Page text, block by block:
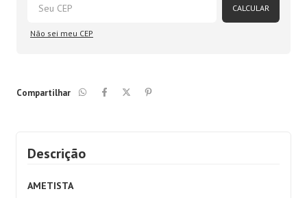
CALCULAR
Não sei meu CEP
Compartilhar
Descrição
AMETISTA